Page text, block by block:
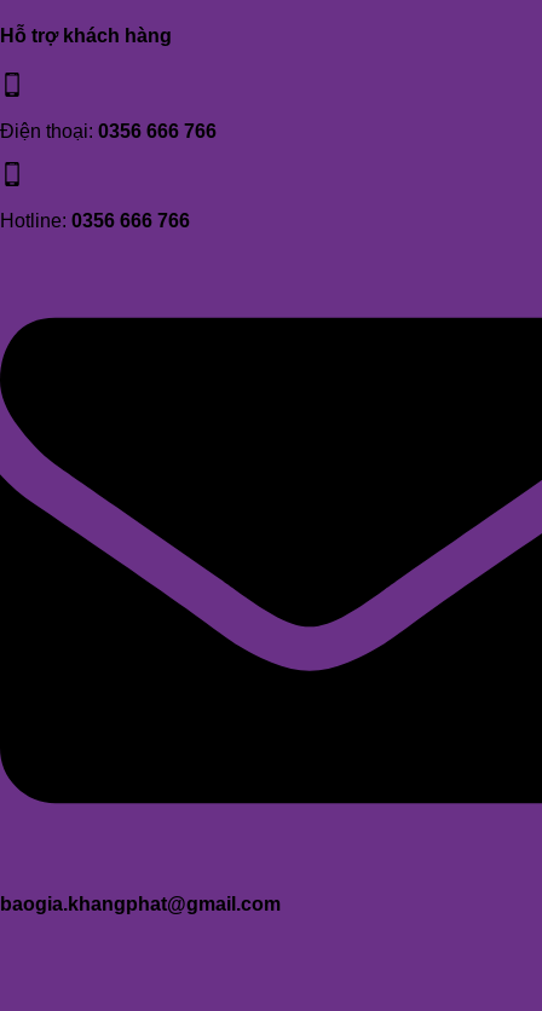
Hỗ trợ khách hàng
Điện thoại: 0356 666 766
Hotline: 0356 666 766
baogia.khangphat@gmail.com